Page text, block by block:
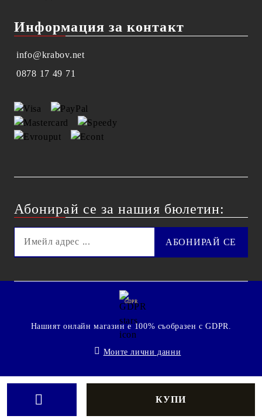
Информация за контакт
info@krabov.net
0878 17 49 71
Абонирай се за нашия бюлетин:
GDPR
Нашият онлайн магазин е 100% съобразен с GDPR.
Моите лични данни